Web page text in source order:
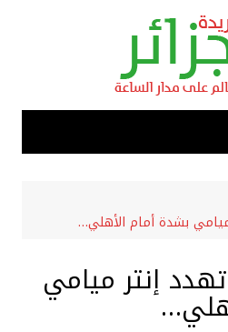
بشدة أمام الأهلي…
إنتر ميامي